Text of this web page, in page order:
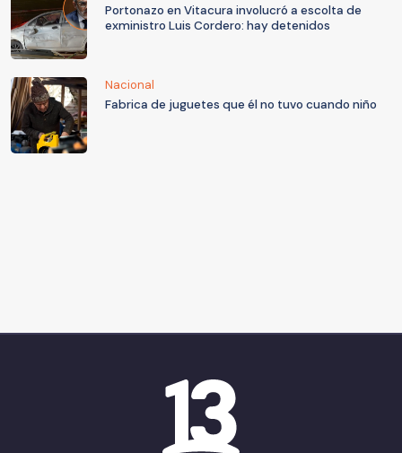
Portonazo en Vitacura involucró a escolta de
exministro Luis Cordero: hay detenidos
Nacional
Fabrica de juguetes que él no tuvo cuando niño